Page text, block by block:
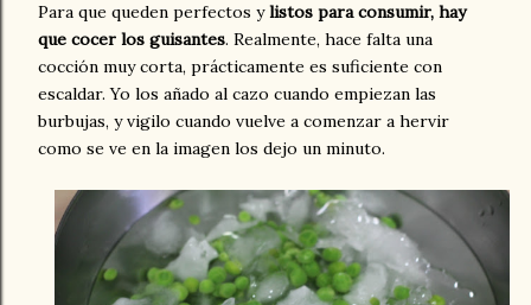
Para que queden perfectos ylistos para consumir, hay
que cocer los guisantes. Realmente, hace falta una
cocción muy corta, prácticamente es suficiente con
escaldar. Yo los añado al cazo cuando empiezan las
burbujas, y vigilo cuando vuelve a comenzar a hervir
como se ve en la imagen los dejo un minuto.